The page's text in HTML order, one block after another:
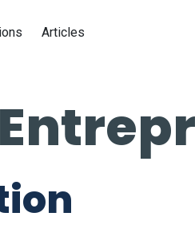
Articles